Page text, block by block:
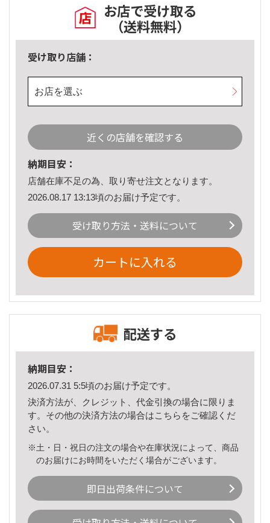
お店で受け取る
（送料無料）
受け取り店舗：
お店を選ぶ
近くの店舗を確認する
納期目安：
店舗在庫不足の為、取り寄せ注文となります。
2026.08.17 13:13頃のお届け予定です。
受け取り方法・送料について
カートに入れる
配送する
納期目安：
2026.07.31 5:5頃のお届け予定です。
決済方法が、クレジット、代金引換の場合に限りま
す。その他の決済方法の場合はこちら をご確認くだ
さい。
※土・日・祝日の注文の場合や在庫状況によって、商品
のお届けにお時間をいただく場合がございます。
即日出荷条件について